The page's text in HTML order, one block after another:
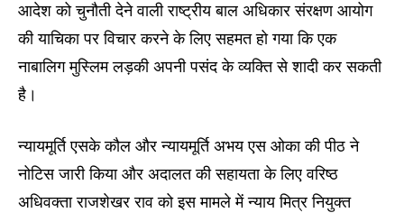
आदेश को चुनौती देने वाली राष्ट्रीय बाल अधिकार संरक्षण आयोग
की याचिका पर विचार करने के लिए सहमत हो गया कि एक
नाबालिग मुस्लिम लड़की अपनी पसंद के व्यक्ति से शादी कर सकती
है।
न्यायमूर्ति एसके कौल और न्यायमूर्ति अभय एस ओका की पीठ ने
नोटिस जारी किया और अदालत की सहायता के लिए वरिष्ठ
अधिवक्ता राजशेखर राव को इस मामले में न्याय मित्र नियुक्त